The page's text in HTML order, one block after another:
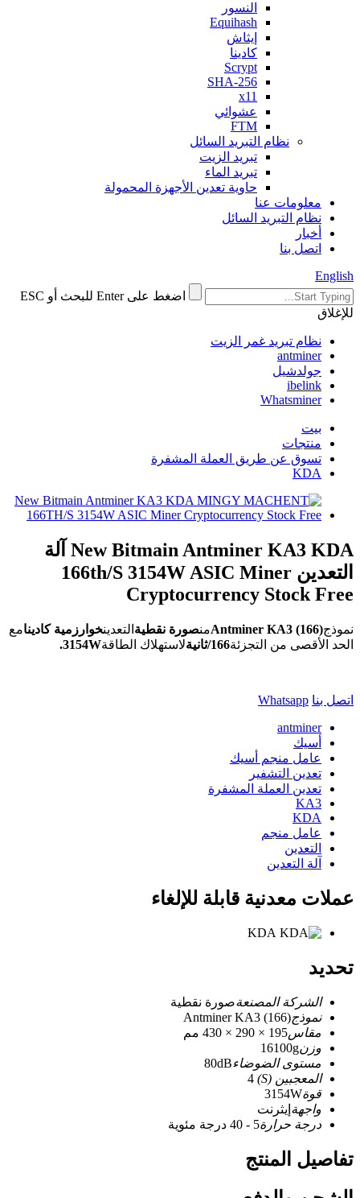
النسور
Equihash
إيثاش
كادينا
Scrypt
SHA-256
x11
عشوائي
FTM
نظام التبريد السائل
تبريد الزيت
تبريد الماء
حاوية تعدين الأجهزة المحمولة
معلومات عنا
نظام التبريد السائل
أخبار
اتصل بنا
English
اضغط على Enter للبحث أو ESC
للإغلاق
نظام تبريد غمر الزيت
antminer
جولدشيل
ibelink
Whatsminer
بيت
منتجات
تسوق عن طريق العملة المشفرة
KDA
New Bitmain Antminer KA3 KDA آلة
التعدين 166th/S 3154W ASIC Miner
Cryptocurrency Stock Free
نموذجAntminer KA3 (166)منصورة نقطية التعدينخوارزمية كادينامع
الحد الأقصى من التجزئة166/ثانية لاستهلاك الطاقة3154W.
اتصل بنا Whatsapp
antminer
أسيك
عامل منجم أسيك
تعدين التشفير
تعدين العملة المشفرة
KA3
KDA
عامل منجم
التعدين
آلة التعدين
عملات معدنية قابلة للإلغاء
KDA
تحديد
الشركة المصنعةصورة نقطية
نموذجAntminer KA3 (166)
مقاس195 × 290 × 430 مم
وزن16100g
مستوى الضوضاء80dB
المعجبين (S)
قوة3154W
واجهة إيثرنت
درجة حرارة5 - 40 درجة مئوية
تفاصيل المنتج